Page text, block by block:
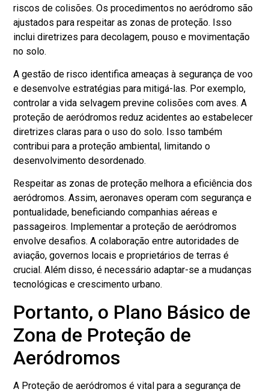
riscos de colisões. Os procedimentos no aeródromo são
ajustados para respeitar as zonas de proteção. Isso
inclui diretrizes para decolagem, pouso e movimentação
no solo.
A gestão de risco identifica ameaças à segurança de voo
e desenvolve estratégias para mitigá-las. Por exemplo,
controlar a vida selvagem previne colisões com aves. A
proteção de aeródromos reduz acidentes ao estabelecer
diretrizes claras para o uso do solo. Isso também
contribui para a proteção ambiental, limitando o
desenvolvimento desordenado.
Respeitar as zonas de proteção melhora a eficiência dos
aeródromos. Assim, aeronaves operam com segurança e
pontualidade, beneficiando companhias aéreas e
passageiros. Implementar a proteção de aeródromos
envolve desafios. A colaboração entre autoridades de
aviação, governos locais e proprietários de terras é
crucial. Além disso, é necessário adaptar-se a mudanças
tecnológicas e crescimento urbano.
Portanto, o Plano Básico de
Zona de Proteção de
Aeródromos
A Proteção de aeródromos é vital para a segurança de